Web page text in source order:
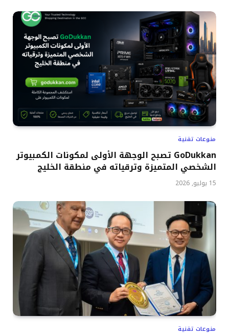
منوعات تقنية
GoDukkan تصبح الوجهة الأولى لمكونات الكمبيوتر
الشخصي المتميزة وترقياته في منطقة الخليج
15 يوليو, 2026
منوعات تقنية